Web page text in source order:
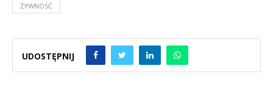
ŻYWNOSĆ
UDOSTĘPNIJ